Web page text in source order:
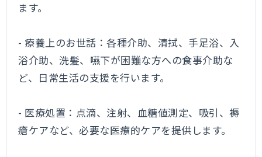
ます。
- 療養上のお世話：各種介助、清拭、手足浴、入
浴介助、洗髪、嚥下が困難な方への食事介助な
ど、日常生活の支援を行います。
- 医療処置：点滴、注射、血糖値測定、吸引、褥
瘡ケアなど、必要な医療的ケアを提供します。